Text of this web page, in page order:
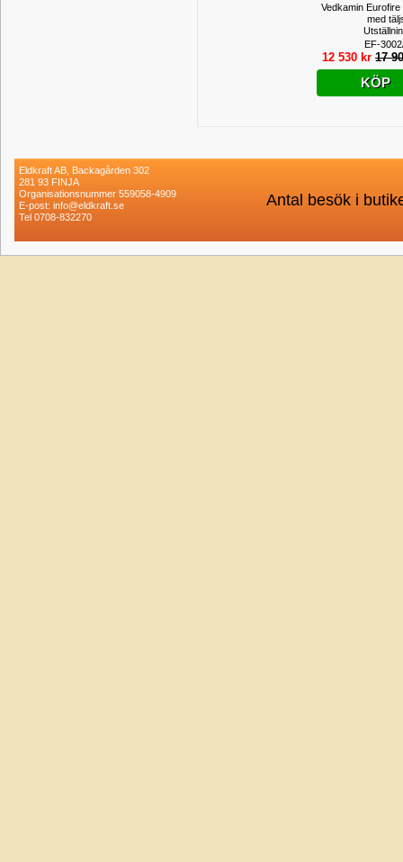
Vedkamin Eurofire
med
EF-
12 530 kr 17
KÖP
Eldkraft AB, Backagården 302
281 93 FINJA
Organisationsnummer 559058-4909
E-post: info@eldkraft.se
Tel 0708-832270
Antal besök i